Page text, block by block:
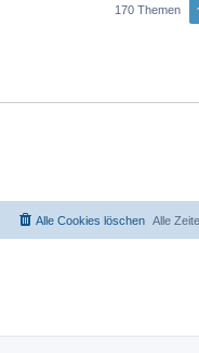
170 Themen
Alle
Alle Cookies löschen